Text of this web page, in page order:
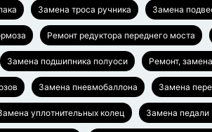
Замена троса ручника Замена
Ремонт редуктора переднего моста
Замена подшипника полуоси Ремонт,
Замена пневмобаллона Замена
уплотнительных колец Замена педали